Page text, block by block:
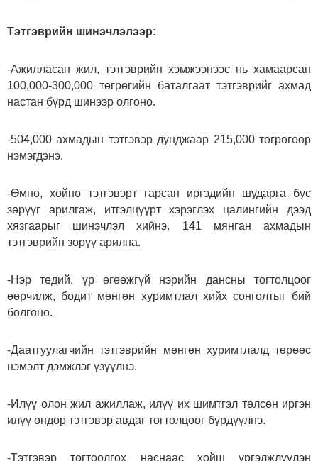
Тэтгэврийн шинэчлэлээр:
-Ажилласан жил, тэтгэврийн хэмжээнээс нь хамаарсан
100,000-300,000 төгрөгийн баталгаат тэтгэврийг ахмад
настан бүрд шинээр олгоно.
-504,000 ахмадын тэтгэвэр дунджаар 215,000 төгрөгөөр
нэмэгдэнэ.
-Өмнө, хойно тэтгэвэрт гарсан иргэдийн шударга бус
зөрүүг арилгаж, итгэлцүүрт хэрэглэх цалингийн дээд
хязгаарыг шинэчлэл хийнэ. 141 мянган ахмадын
тэтгэврийн зөрүү арилна.
-Нэр төдий, үр өгөөжгүй нэрийн дансны тогтолцоог
өөрчилж, бодит мөнгөн хуримтлал хийх сонголтыг бий
болгоно.
-Даатгуулагчийн тэтгэврийн мөнгөн хуримтлалд төрөөс
нэмэлт дэмжлэг үзүүлнэ.
-Илүү олон жил ажиллаж, илүү их шимтгэл төлсөн иргэн
илүү өндөр тэтгэвэр авдаг тогтолцоог бүрдүүлнэ.
-Тэтгэвэр тогтоолгох наснаас хойш үргэлжлүүлэн